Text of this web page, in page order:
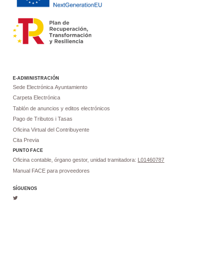
E-ADMINISTRACIÓN
Sede Electrónica Ayuntamiento
Carpeta Electrónica
Tablón de anuncios y editos electrónicos
Pago de Tributos i Tasas
Oficina Virtual del Contribuyente
Cita Previa
PUNTO FACE
Oficina contable, órgano gestor, unidad tramitadora: L01460787
Manual FACE para proveedores
SÍGUENOS